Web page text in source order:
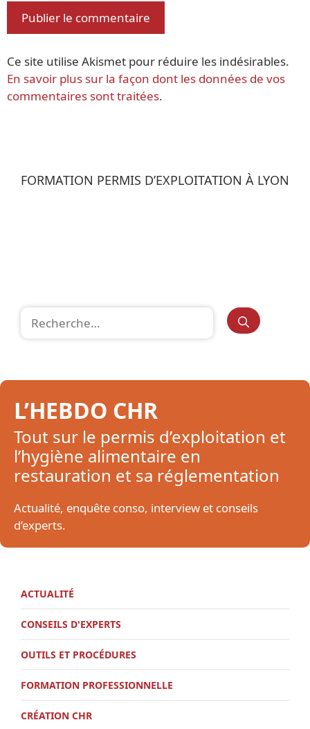
Ce site utilise Akismet pour réduire les indésirables.
En savoir plus sur la façon dont les données de vos
commentaires sont traitées.
FORMATION PERMIS D’EXPLOITATION À LYON
L’HEBDO CHR
Tout sur le permis d’exploitation et
l’hygiène alimentaire en
restauration et sa réglementation
Actualité, enquête conso, interview et conseils
d’experts.
ACTUALITÉ
CONSEILS D'EXPERTS
OUTILS ET PROCÉDURES
FORMATION PROFESSIONNELLE
CRÉATION CHR